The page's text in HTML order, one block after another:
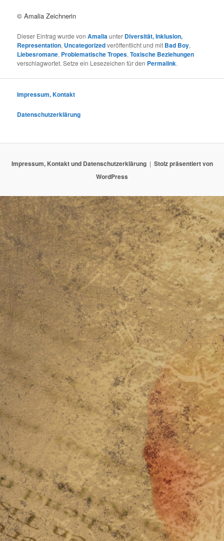
© Amalia Zeichnerin
Dieser Eintrag wurde vonAmaliaunter Diversität, Inklusion,
Representation, Uncategorizedveröffentlicht und mit Bad Boy,
Liebesromane, Problematische Tropes,Toxische Beziehungen
verschlagwortet. Setze ein Lesezeichen für den Permalink.
Impressum, Kontakt
Datenschutzerklärung
Impressum, Kontakt und Datenschutzerklärung
Stolz präsentiert von
WordPress